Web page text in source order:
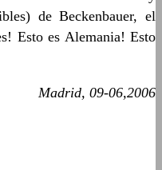
de Beckenbauer, el
Esto es Alemania! Esto
Madrid, 09-06,2006